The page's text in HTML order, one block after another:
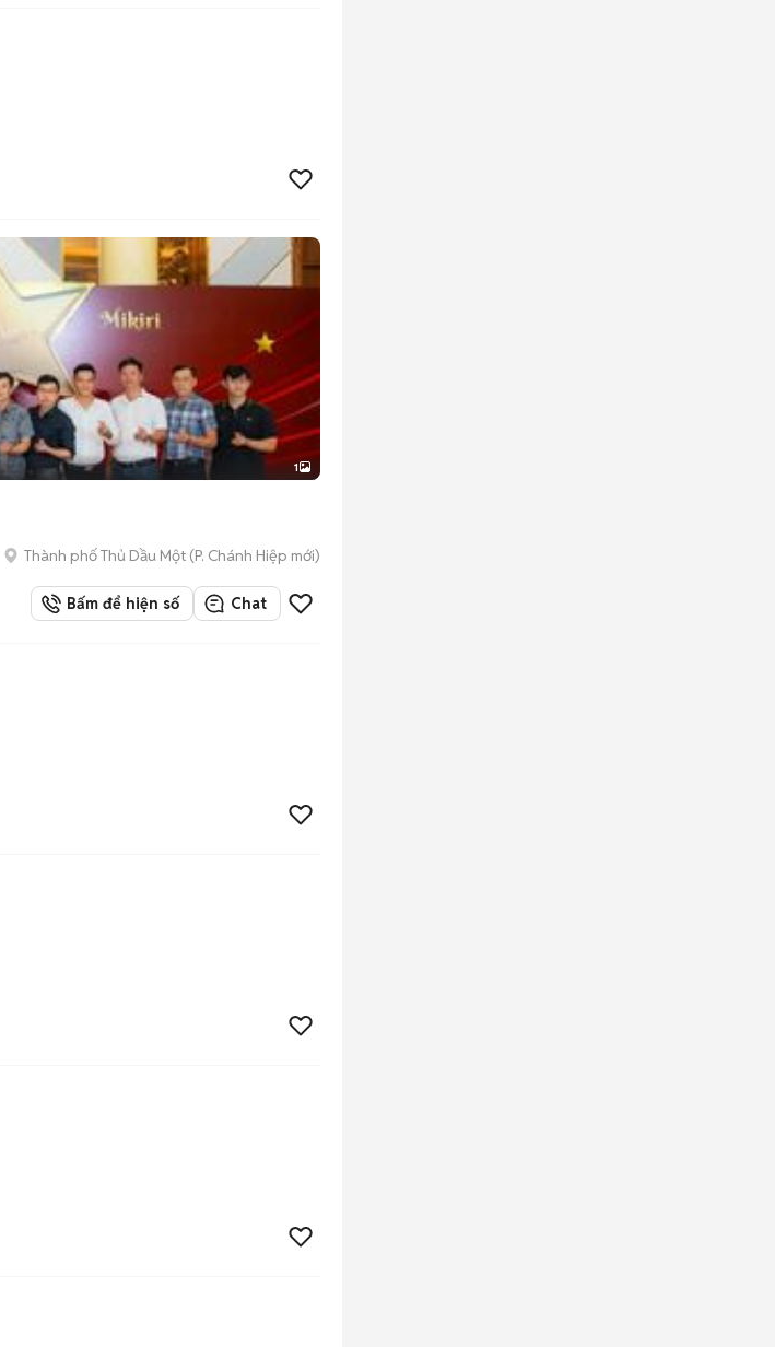
1
Thành phố Thủ Dầu Một (P. Chánh Hiệp mới)
Bấm để hiện số Chat